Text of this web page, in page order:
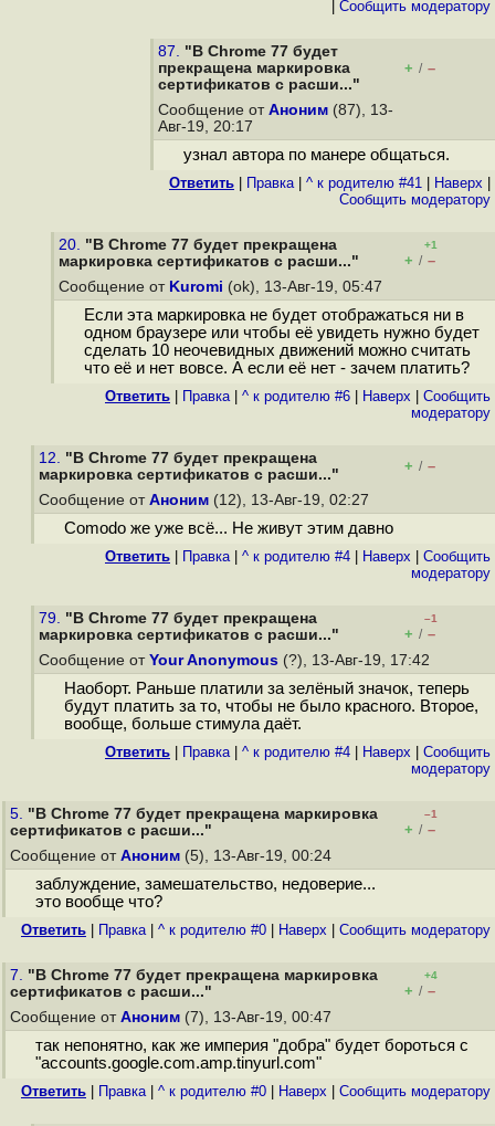
Cообщить модератору
87. "В Chrome 77 будет
прекращена маркировка
сертификатов с расши..."
+ / –
Сообщение от Аноним (87), 13-
Авг-19, 20:17
узнал автора по манере общаться.
Ответить Правка| ^ к родителю #41 Наверх
Cообщить модератору
20. "В Chrome 77 будет прекращена
маркировка сертификатов с расши..."
+1
+ / –
Сообщение от Kuromi (ok), 13-Авг-19, 05:47
Если эта маркировка не будет отображаться ни в
одном браузере или чтобы её увидеть нужно будет
сделать 10 неочевидных движений можно считать
что её и нет вовсе. А если её нет - зачем платить?
Ответить Правка| ^ к родителю #6 Наверх
Cообщить
модератору
12. "В Chrome 77 будет прекращена
маркировка сертификатов с расши..."
+ / –
Сообщение от Аноним (12), 13-Авг-19, 02:27
Comodo же уже всё... Не живут этим давно
Ответить Правка| ^ к родителю #4 Наверх
Cообщить
модератору
79. "В Chrome 77 будет прекращена
маркировка сертификатов с расши..."
–1
+ / –
Сообщение от Your Anonymous (?), 13-Авг-19, 17:42
Наоборт. Раньше платили за зелёный значок, теперь
будут платить за то, чтобы не было красного. Второе,
вообще, больше стимула даёт.
Ответить Правка| ^ к родителю #4 Наверх
Cообщить
модератору
5. "В Chrome 77 будет прекращена маркировка
сертификатов с расши..."
–1
+ / –
Сообщение от Аноним (5), 13-Авг-19, 00:24
заблуждение, замешательство, недоверие...
это вообще что?
Ответить Правка| ^ к родителю #0 Наверх Cообщить модератору
7. "В Chrome 77 будет прекращена маркировка
сертификатов с расши..."
+4
+ / –
Сообщение от Аноним (7), 13-Авг-19, 00:47
так непонятно, как же империя "добра" будет бороться с
"accounts.google.com.amp.tinyurl.com"
Ответить Правка| ^ к родителю #0 Наверх Cообщить модератору